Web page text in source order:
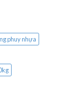
phuy nhựa